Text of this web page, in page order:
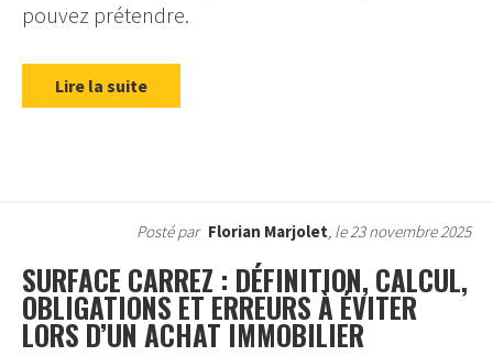
pouvez prétendre.
Lire la suite
Posté par Florian Marjolet, le 23 novembre 2025
SURFACE CARREZ : DÉFINITION, CALCUL,
OBLIGATIONS ET ERREURS À ÉVITER
LORS D’UN ACHAT IMMOBILIER